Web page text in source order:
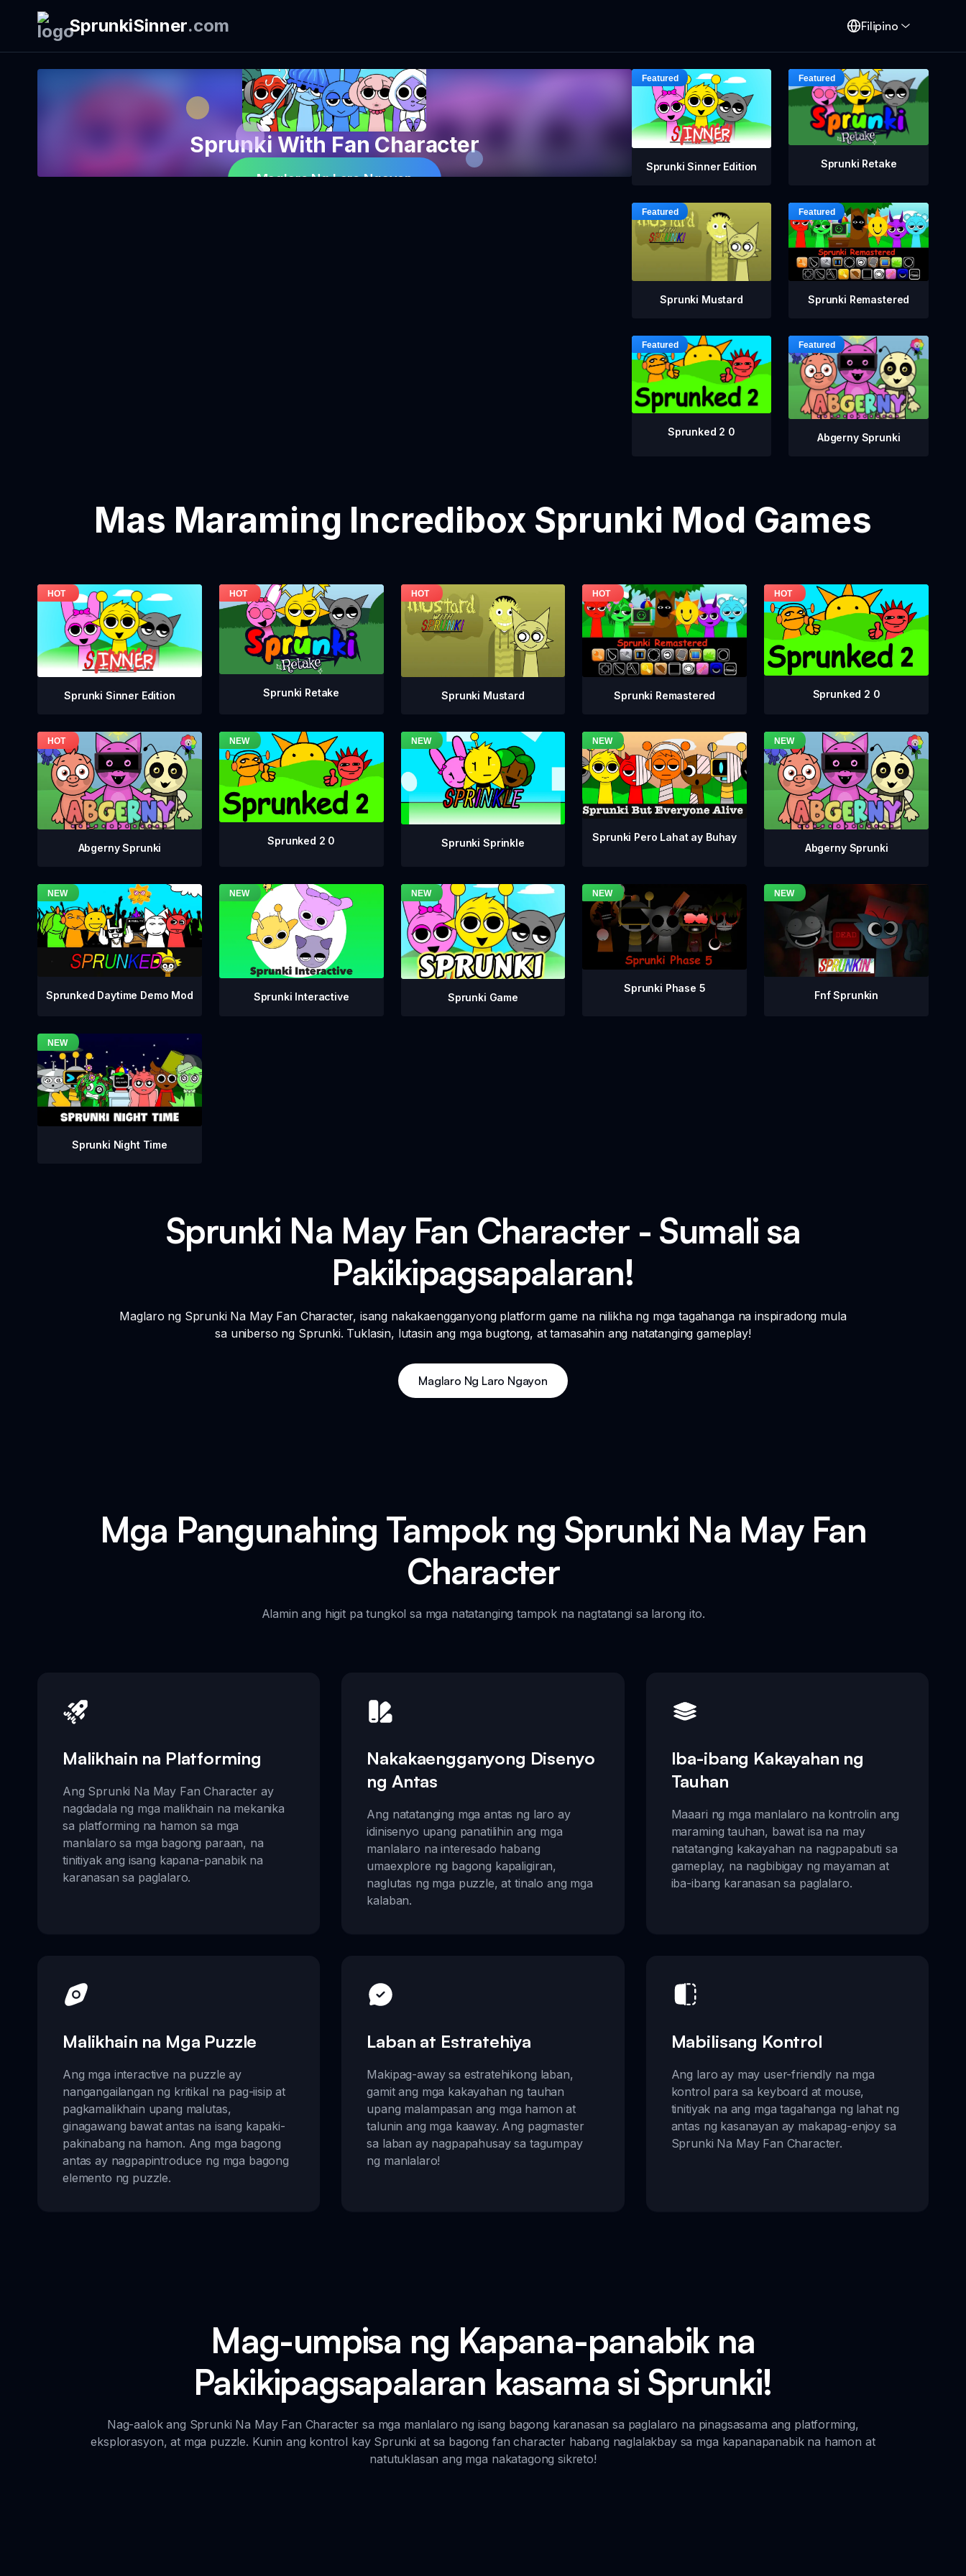
SprunkiSinner.com Filipino
Sprunki With Fan Character
Maglaro Ng Laro Ngayon
Sprunki Sinner Edition Sprunki Retake
Sprunki Mustard Sprunki Remastered
Sprunked 2 0
Abgerny Sprunki
Mas Maraming Incredibox Sprunki Mod Games
Sprunki Sinner Edition Sprunki Retake Sprunki Mustard Sprunki Remastered Sprunked 2 0
Abgerny Sprunki
Sprunked 2 0 Sprunki Sprinkle
Sprunki Pero Lahat ay Buhay
Abgerny Sprunki
Sprunked Daytime Demo Mod Sprunki Interactive Sprunki Game
Sprunki Phase 5
Fnf Sprunkin
Sprunki Night Time
Sprunki Na May Fan Character - Sumali sa
Pakikipagsapalaran!
Maglaro ng Sprunki Na May Fan Character, isang nakakaengganyong platform game na nilikha ng mga tagahanga na inspiradong mula
sa uniberso ng Sprunki. Tuklasin, lutasin ang mga bugtong, at tamasahin ang natatanging gameplay!
Maglaro Ng Laro Ngayon
Mga Pangunahing Tampok ng Sprunki Na May Fan
Character
Alamin ang higit pa tungkol sa mga natatanging tampok na nagtatangi sa larong ito.
Malikhain na Platforming
Ang Sprunki Na May Fan Character ay
nagdadala ng mga malikhain na mekanika
sa platforming na hamon sa mga
manlalaro sa mga bagong paraan, na
tinitiyak ang isang kapana-panabik na
karanasan sa paglalaro.
Nakakaengganyong Disenyo
ng Antas
Ang natatanging mga antas ng laro ay
idinisenyo upang panatilihin ang mga
manlalaro na interesado habang
umaexplore ng bagong kapaligiran,
naglutas ng mga puzzle, at tinalo ang mga
kalaban.
Iba-ibang Kakayahan ng
Tauhan
Maaari ng mga manlalaro na kontrolin ang
maraming tauhan, bawat isa na may
natatanging kakayahan na nagpapabuti sa
gameplay, na nagbibigay ng mayaman at
iba-ibang karanasan sa paglalaro.
Malikhain na Mga Puzzle
Ang mga interactive na puzzle ay
nangangailangan ng kritikal na pag-iisip at
pagkamalikhain upang malutas,
ginagawang bawat antas na isang kapaki-
pakinabang na hamon. Ang mga bagong
antas ay nagpapintroduce ng mga bagong
elemento ng puzzle.
Laban at Estratehiya
Makipag-away sa estratehikong laban,
gamit ang mga kakayahan ng tauhan
upang malampasan ang mga hamon at
talunin ang mga kaaway. Ang pagmaster
sa laban ay nagpapahusay sa tagumpay
ng manlalaro!
Mabilisang Kontrol
Ang laro ay may user-friendly na mga
kontrol para sa keyboard at mouse,
tinitiyak na ang mga tagahanga ng lahat ng
antas ng kasanayan ay makapag-enjoy sa
Sprunki Na May Fan Character.
Mag-umpisa ng Kapana-panabik na
Pakikipagsapalaran kasama si Sprunki!
Nag-aalok ang Sprunki Na May Fan Character sa mga manlalaro ng isang bagong karanasan sa paglalaro na pinagsasama ang platforming,
eksplorasyon, at mga puzzle. Kunin ang kontrol kay Sprunki at sa bagong fan character habang naglalakbay sa mga kapanapanabik na hamon at
natutuklasan ang mga nakatagong sikreto!